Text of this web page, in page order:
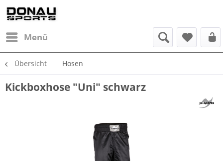
Menü
Übersicht Hosen
Kickboxhose "Uni" schwarz